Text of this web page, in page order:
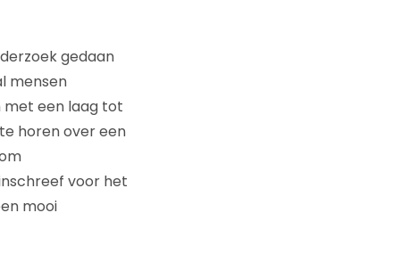
gedaan
mensen
met een laag tot
horen over een
voor het
mooi